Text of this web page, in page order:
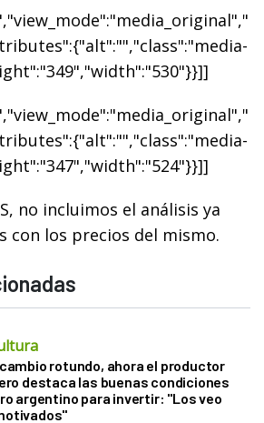
no incluimos el análisis ya
con los precios del mismo.
cambio rotundo, ahora el productor
destaca las buenas condiciones
argentino para invertir: "Los veo